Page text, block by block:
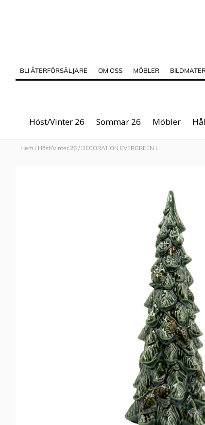
BLI ÅTERFÖRSÄLJARE OM OSS MÖBLER
Höst/Vinter 26 Sommar 26 Möbler
Hem / Höst/Vinter 26 / DECORATION EVERGREEN L